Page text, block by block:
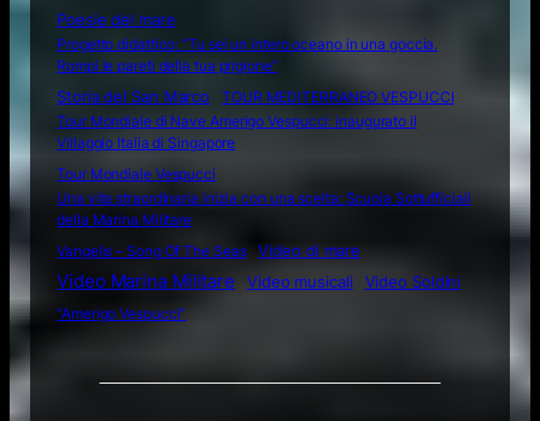
Poesie del mare
Progetto didattico: “Tu sei un intero oceano in una goccia.
Rompi le pareti della tua prigione”
Storia del San Marco
TOUR MEDITERRANEO VESPUCCI
Tour Mondiale di Nave Amerigo Vespucci: inaugurato il
Villaggio Italia di Singapore
Tour Mondiale Vespucci
Una vita straordinaria inizia con una scelta: Scuola Sottufficiali
della Marina Militare
Vangelis – Song Of The Seas
Video di mare
Video Marina Militare Video musicali
Video Soldini
“Amerigo Vespucci”